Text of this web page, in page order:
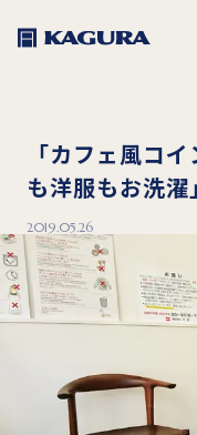
「カフェ風コ
も洋服もお洗濯」
2019.05.26